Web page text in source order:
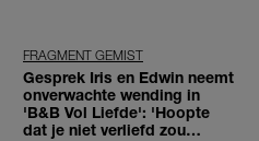
FRAGMENT GEMIST
Gesprek Iris en Edwin neemt
onverwachte wending in
'B&B Vol Liefde': 'Hoopte
dat je niet verliefd zou